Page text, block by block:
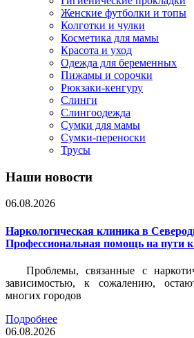
Женские футболки и топы
Колготки и чулки
Косметика для мамы
Красота и уход
Одежда для беременных
Пижамы и сорочки
Рюкзаки-кенгуру
Слинги
Слингоодежда
Сумки для мамы
Сумки-переноски
Трусы
Наши новости
06.08.2026
Наркологическая клиника в
Профессиональная помощь на пути к
Проблемы, связанные с
зависимостью, к сожалению,
многих городов
Подробнее
06.08.2026